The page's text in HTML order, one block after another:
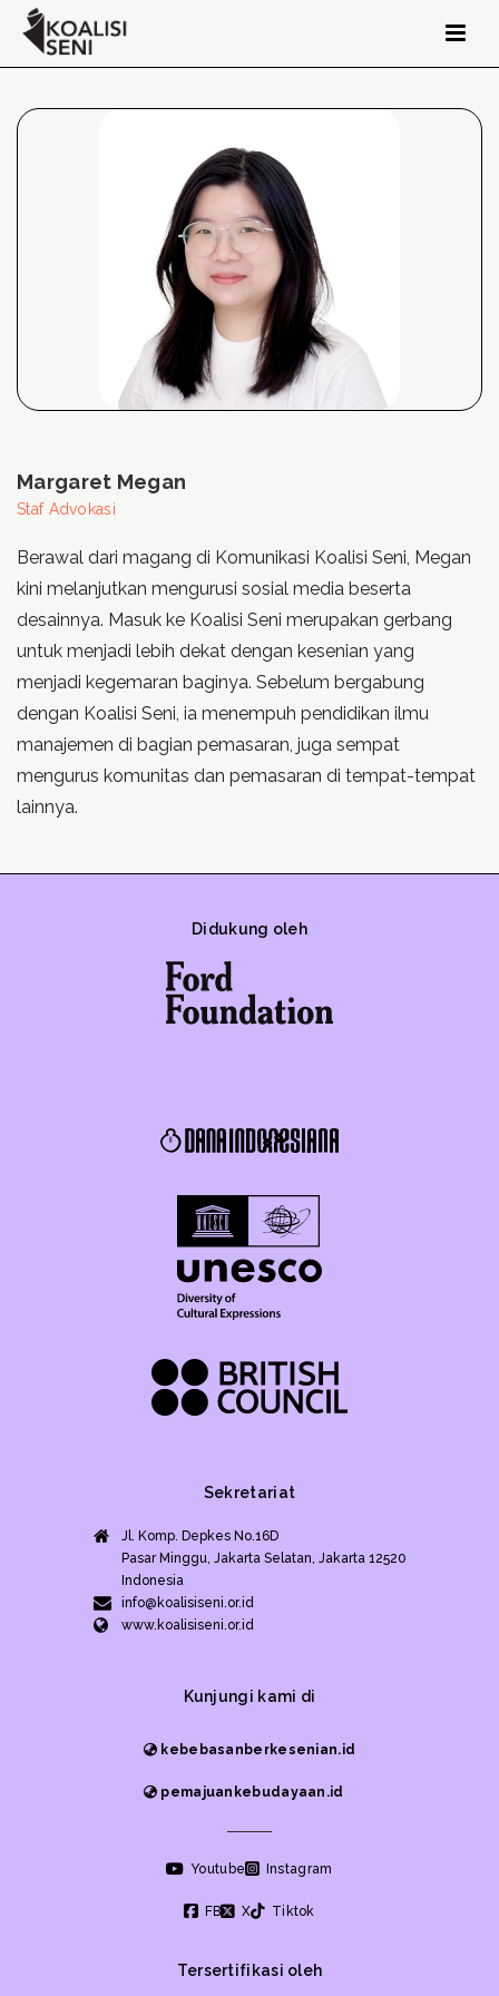
Margaret Megan
Staf Advokasi
Berawal dari magang di Komunikasi Koalisi Seni, Megan
kini melanjutkan mengurusi sosial media beserta
desainnya. Masuk ke Koalisi Seni merupakan gerbang
untuk menjadi lebih dekat dengan kesenian yang
menjadi kegemaran baginya. Sebelum bergabung
dengan Koalisi Seni, ia menempuh pendidikan ilmu
manajemen di bagian pemasaran, juga sempat
mengurus komunitas dan pemasaran di tempat-tempat
lainnya.
Didukung oleh
Sekretariat
Jl. Komp. Depkes No.16D
Pasar Minggu, Jakarta Selatan, Jakarta 12520
Indonesia
info@koalisiseni.or.id
www.koalisiseni.or.id
Kunjungi kami di
kebebasanberkesenian.id
pemajuankebudayaan.id
Youtube Instagram
FB X Tiktok
Tersertifikasi oleh